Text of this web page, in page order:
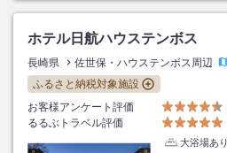
ホテル日航ハウステンボス
長崎県 佐世保・ハウステンボス周辺
ふるさと納税対象施設
お客様アンケート評価
るるぶトラベル評価
大浴場あり